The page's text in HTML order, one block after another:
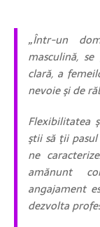
„Într-un
masculină,
clară, a
nevoie şi de
Flexibilitatea
ştii să ţii
ne
amănunt
angajament
dezvolta